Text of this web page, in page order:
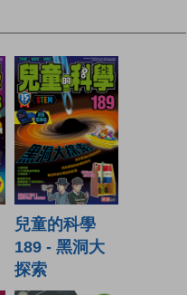
兒童的科學
189 - 黑洞大
探索